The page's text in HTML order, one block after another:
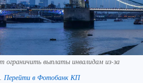
выплаты инвалидам из-за
Перейти в Фотобанк КП